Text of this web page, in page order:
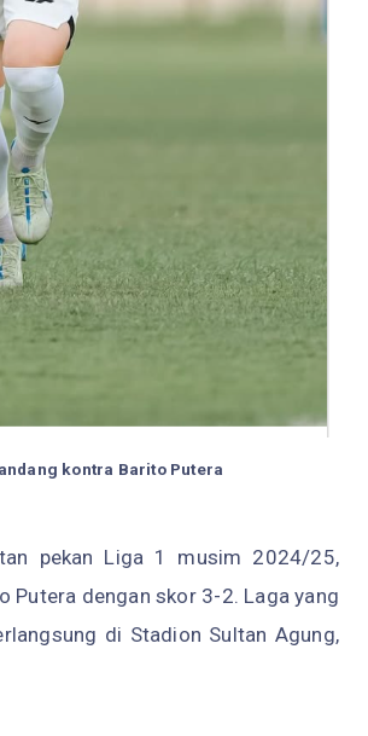
kontra Barito Putera
pekan Liga 1 musim 2024/25,
Putera dengan skor 3-2. Laga yang
di Stadion Sultan Agung,